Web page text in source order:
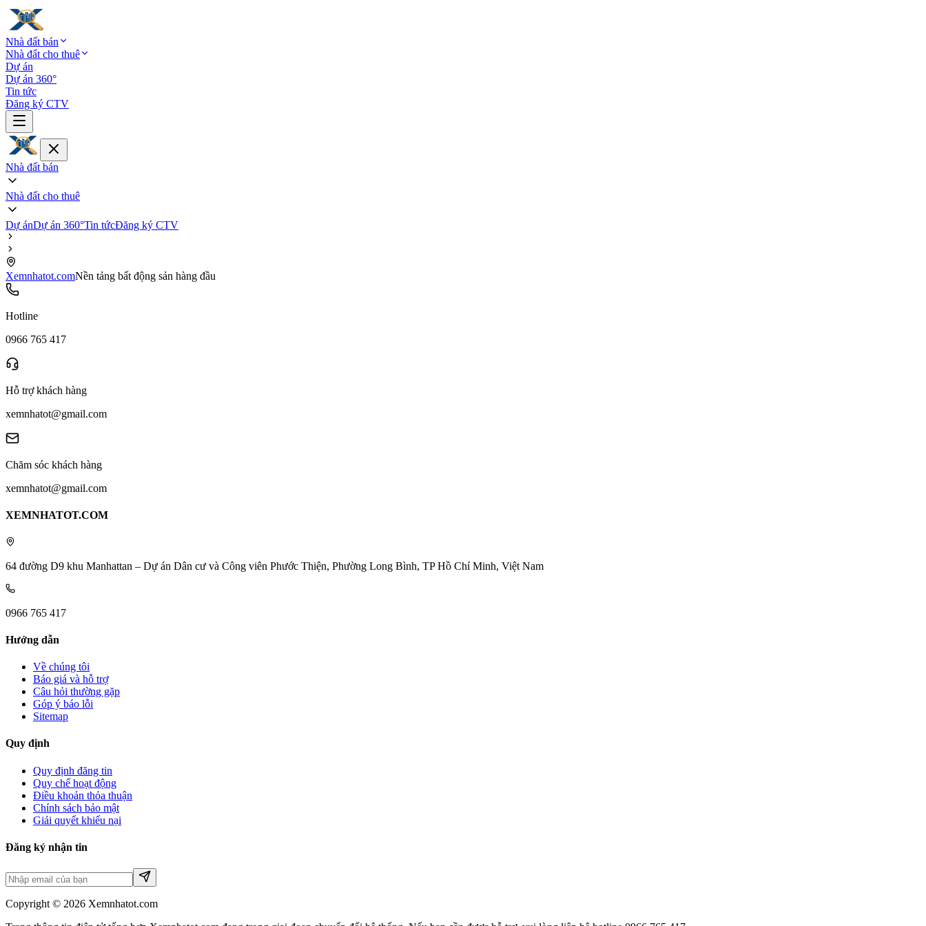
Nhà đất bán
Nhà đất cho thuê
Dự án
Dự án 360°
Tin tức
Đăng ký CTV
Nhà đất bán
Nhà đất cho thuê
Dự ánDự án 360°Tin tứcĐăng ký CTV
Xemnhatot.comNền tảng bất động sản hàng đầu
Hotline
0966 765 417
Hỗ trợ khách hàng
xemnhatot@gmail.com
Chăm sóc khách hàng
xemnhatot@gmail.com
XEMNHATOT.COM
64 đường D9 khu Manhattan – Dự án Dân cư và Công viên Phước Thiện, Phường Long Bình, TP Hồ Chí Minh, Việt Nam
0966 765 417
Hướng dẫn
Về chúng tôi
Báo giá và hỗ trợ
Câu hỏi thường gặp
Góp ý báo lỗi
Sitemap
Quy định
Quy định đăng tin
Quy chế hoạt động
Điều khoản thỏa thuận
Chính sách bảo mật
Giải quyết khiếu nại
Đăng ký nhận tin
Copyright © 2026 Xemnhatot.com